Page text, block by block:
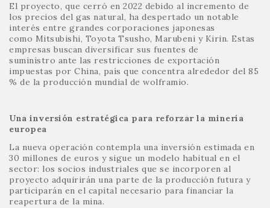
El proyecto, que cerró en 2022 debido al incremento de
los precios del gas natural, ha despertado un notable
interés entre grandes corporaciones japonesas
como Mitsubishi, Toyota Tsusho, Marubeni y Kirin. Estas
empresas buscan diversificar sus fuentes de
suministro ante las restricciones de exportación
impuestas por China, país que concentra alrededor del 85
% de la producción mundial de wolframio.
Una inversión estratégica para reforzar la minería
europea
La nueva operación contempla una inversión estimada en
30 millones de euros y sigue un modelo habitual en el
sector: los socios industriales que se incorporen al
proyecto adquirirán una parte de la producción futura y
participarán en el capital necesario para financiar la
reapertura de la mina.